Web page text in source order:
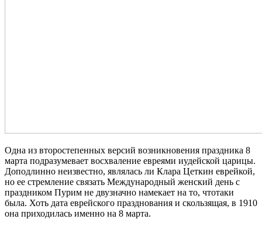
Одна из второстепенных версий возникновения праздника 8
марта подразумевает восхваление евреями иудейской царицы.
Доподлинно неизвестно, являлась ли Клара Цеткин еврейкой,
но ее стремление связать Международный женский день с
праздником Пурим не двузначно намекает на то, чтотаки
была. Хоть дата еврейского празднования и скользящая, в 1910
она приходилась именно на 8 марта.